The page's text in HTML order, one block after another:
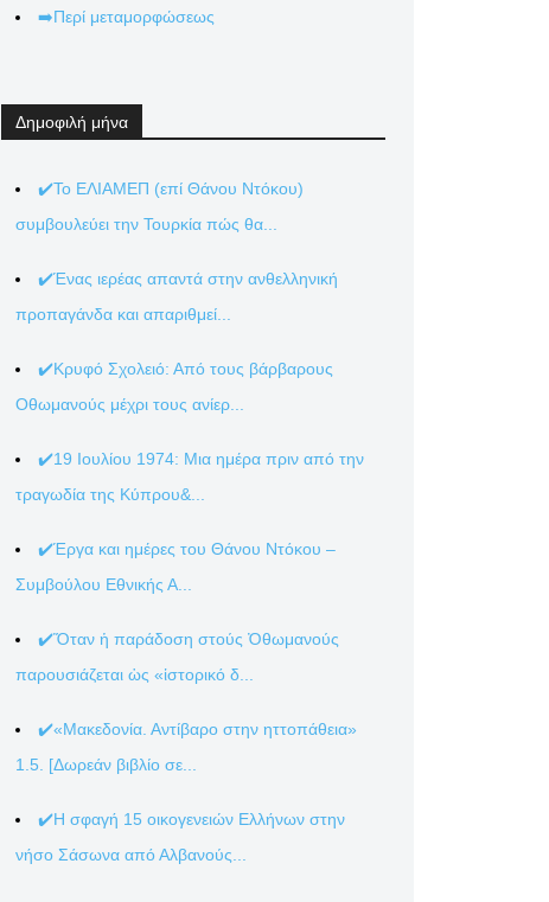
➡️Περί μεταμορφώσεως
Δημοφιλή μήνα
✔️Το ΕΛΙΑΜΕΠ (επί Θάνου Ντόκου)
συμβουλεύει την Τουρκία πώς θα...
✔️Ένας ιερέας απαντά στην ανθελληνική
προπαγάνδα και απαριθμεί...
✔️Κρυφό Σχολειό: Από τους βάρβαρους
Οθωμανούς μέχρι τους ανίερ...
✔️19 Ιουλίου 1974: Μια ημέρα πριν από την
τραγωδία της Κύπρου&...
✔️Έργα και ημέρες του Θάνου Ντόκου –
Συμβούλου Εθνικής Α...
✔️Ὅταν ἡ παράδοση στούς Ὀθωμανούς
παρουσιάζεται ὡς «ἱστορικό δ...
✔️«Μακεδονία. Αντίβαρο στην ηττοπάθεια»
1.5. [Δωρεάν βιβλίο σε...
✔️Η σφαγή 15 οικογενειών Ελλήνων στην
νήσο Σάσωνα από Αλβανούς...